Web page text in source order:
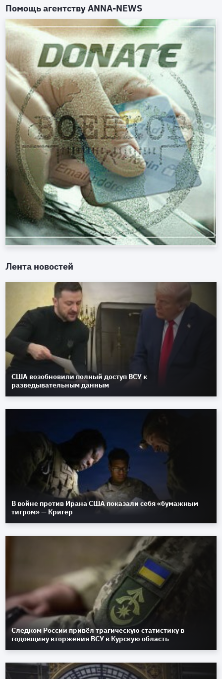
Помощь агентствуANNA-NEWS
Лента новостей
США возобновили полный доступ ВСУ к
разведывательным данным
В войне против Ирана США показали себя «бумажным
тигром» — Кригер
Следком России привёл трагическую статистику в
годовщину вторжения ВСУ в Курскую область